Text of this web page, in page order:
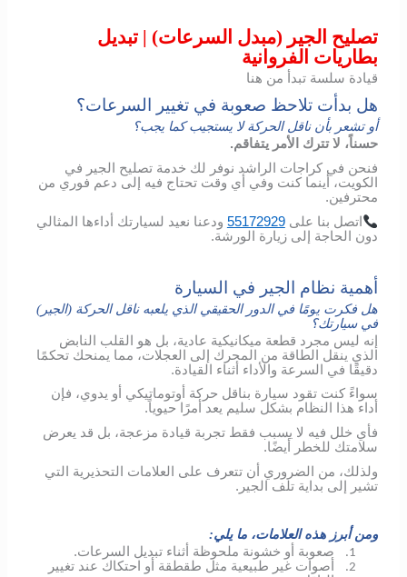
تصليح الجير (مبدل السرعات) | تبديل
بطاريات الفروانية
قيادة سلسة تبدأ من هنا
هل بدأت تلاحظ صعوبة في تغيير السرعات؟
أو تشعر بأن ناقل الحركة لا يستجيب كما يجب؟
حسناً، لا تترك الأمر يتفاقم.
فنحن في كراجات الراشد نوفر لك خدمة تصليح الجير في
الكويت، أينما كنت وفي أي وقت تحتاج فيه إلى دعم فوري من
محترفين.
اتصل بنا على55172929 ودعنا نعيد لسيارتك أداءها
المثالي
دون
الحاجة إلى زيارة الورشة.
أهمية نظام الجير في السيارة
هل فكرت يومًا في الدور الحقيقي الذي يلعبه ناقل الحركة (الجير)
في سيارتك؟
إنه ليس مجرد قطعة ميكانيكية عادية، بل هو القلب النابض
الذي ينقل الطاقة من المحرك إلى العجلات، مما يمنحك تحكمًا
دقيقًا في السرعة والأداء أثناء القيادة.
سواءً كنت تقود سيارة بناقل حركة أوتوماتيكي أو يدوي، فإن
أداء هذا النظام بشكل سليم يعد أمرًا حيوياً.
فأي خلل فيه لا يسبب فقط تجربة قيادة مزعجة، بل قد يعرض
سلامتك للخطر أيضًا.
ولذلك، من الضروري أن تتعرف على العلامات التحذيرية التي
تشير إلى بداية تلف الجير.
ومن أبرز هذه العلامات، ما يلي:
1. صعوبة أو خشونة ملحوظة أثناء تبديل السرعات.
2.
أصوات غير طبيعية مثل طقطقة أو احتكاك عند تغيير